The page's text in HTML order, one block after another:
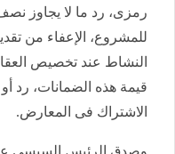
رمزى، رد ما لا يجاوز
للمشروع، الإعفاء من
النشاط عند تخصيص
قيمة هذه الضمانات، رد
الاشتراك فى المعارض.